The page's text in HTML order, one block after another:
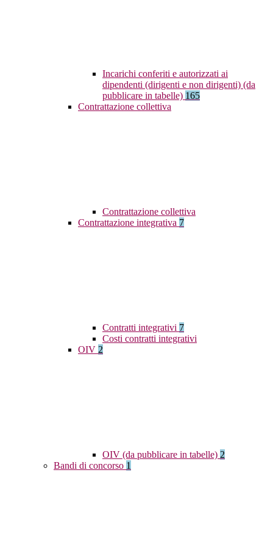
Incarichi conferiti e autorizzati ai
dipendenti (dirigenti e non dirigenti) (da
pubblicare in tabelle) 165
Contrattazione collettiva
Contrattazione collettiva
Contrattazione integrativa 7
Contratti integrativi 7
Costi contratti integrativi
OIV 2
OIV (da pubblicare in tabelle) 2
Bandi di concorso 1